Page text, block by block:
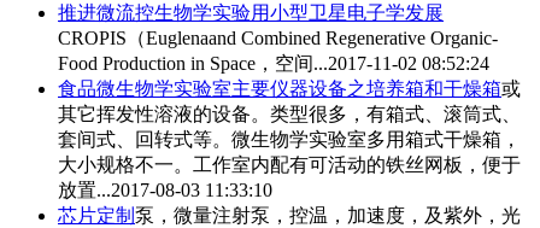
推进微流控生物学实验用小型卫星电子学发展
CROPIS（Euglenaand Combined Regenerative Organic-
Food Production in Space，空间...2017-11-02 08:52:24
食品微生物学实验室主要仪器设备之培养箱和干燥箱或
其它挥发性溶液的设备。类型很多，有箱式、滚筒式、
套间式、回转式等。微生物学实验室多用箱式干燥箱，
大小规格不一。工作室内配有可活动的铁丝网板，便于
放置...2017-08-03 11:33:10
芯片定制 泵，微量注射泵，控温，加速度，及紫外，光